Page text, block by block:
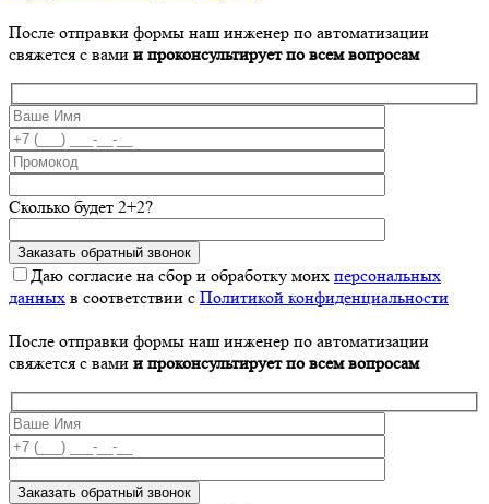
После отправки формы наш инженер по автоматизации
свяжется с вами и проконсультирует по всем вопросам
Сколько будет 2+2?
Даю согласие на сбор и обработку моих персональных
данных в соответствии с Политикой конфиденциальности
После отправки формы наш инженер по автоматизации
свяжется с вами и проконсультирует по всем вопросам